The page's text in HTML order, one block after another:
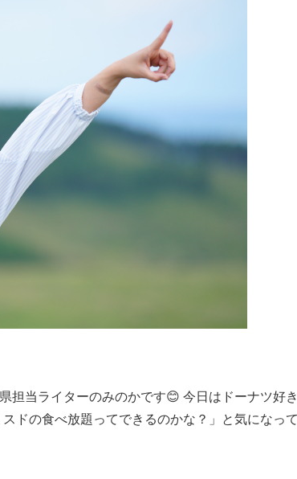
担当ライターのみのかです😊 今日はドーナツ好
ドの食べ放題ってできるのかな？」と気になって